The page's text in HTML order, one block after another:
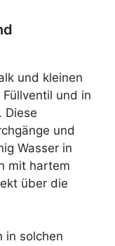
und kleinen
und in
Diese
und
Wasser in
mit hartem
über die
in solchen